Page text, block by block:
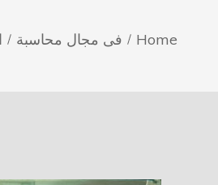
Home فى مجال محاسبة